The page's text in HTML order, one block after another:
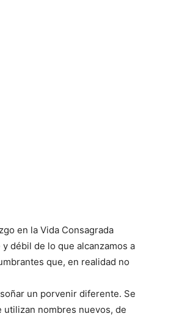
en la Vida Consagrada
débil de lo que alcanzamos a
que, en realidad no
un porvenir diferente. Se
utilizan nombres nuevos, de